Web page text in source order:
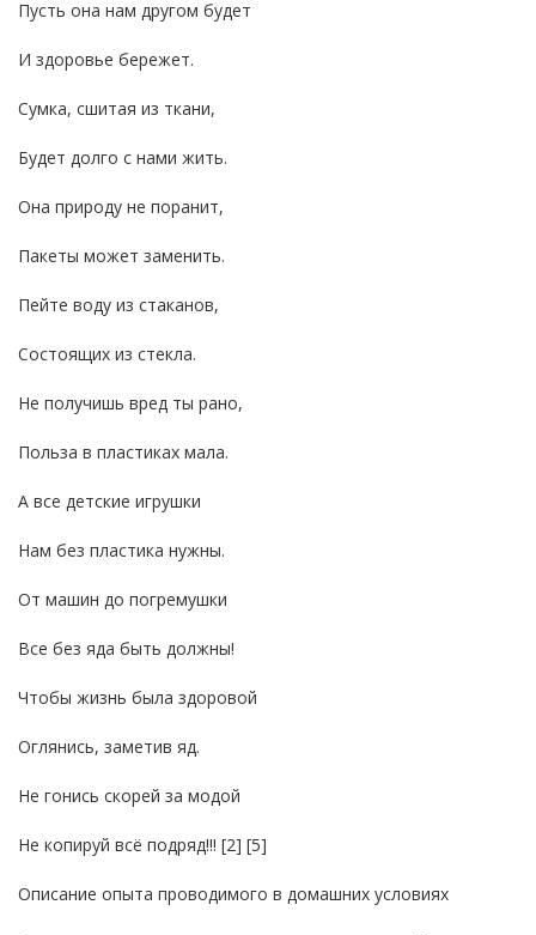
Пусть она нам другом будет
И здоровье бережет.
Сумка, сшитая из ткани,
Будет долго с нами жить.
Она природу не поранит,
Пакеты может заменить.
Пейте воду из стаканов,
Состоящих из стекла.
Не получишь вред ты рано,
Польза в пластиках мала.
А все детские игрушки
Нам без пластика нужны.
От машин до погремушки
Все без яда быть должны!
Чтобы жизнь была здоровой
Оглянись, заметив яд.
Не гонись скорей за модой
Не копируй всё подряд!!! [2] [5]
Описание опыта проводимого в домашних условиях